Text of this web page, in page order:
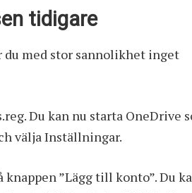
tidigare
du med stor sannolikhet inget
Du kan nu starta OneDrive
välja Inställningar.
”Lägg till konto”. Du